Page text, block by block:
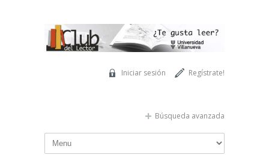
Regístrate!
Iniciar sesión
Búsqueda avanzada